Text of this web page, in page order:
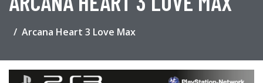
Arcana Heart 3 Love Max